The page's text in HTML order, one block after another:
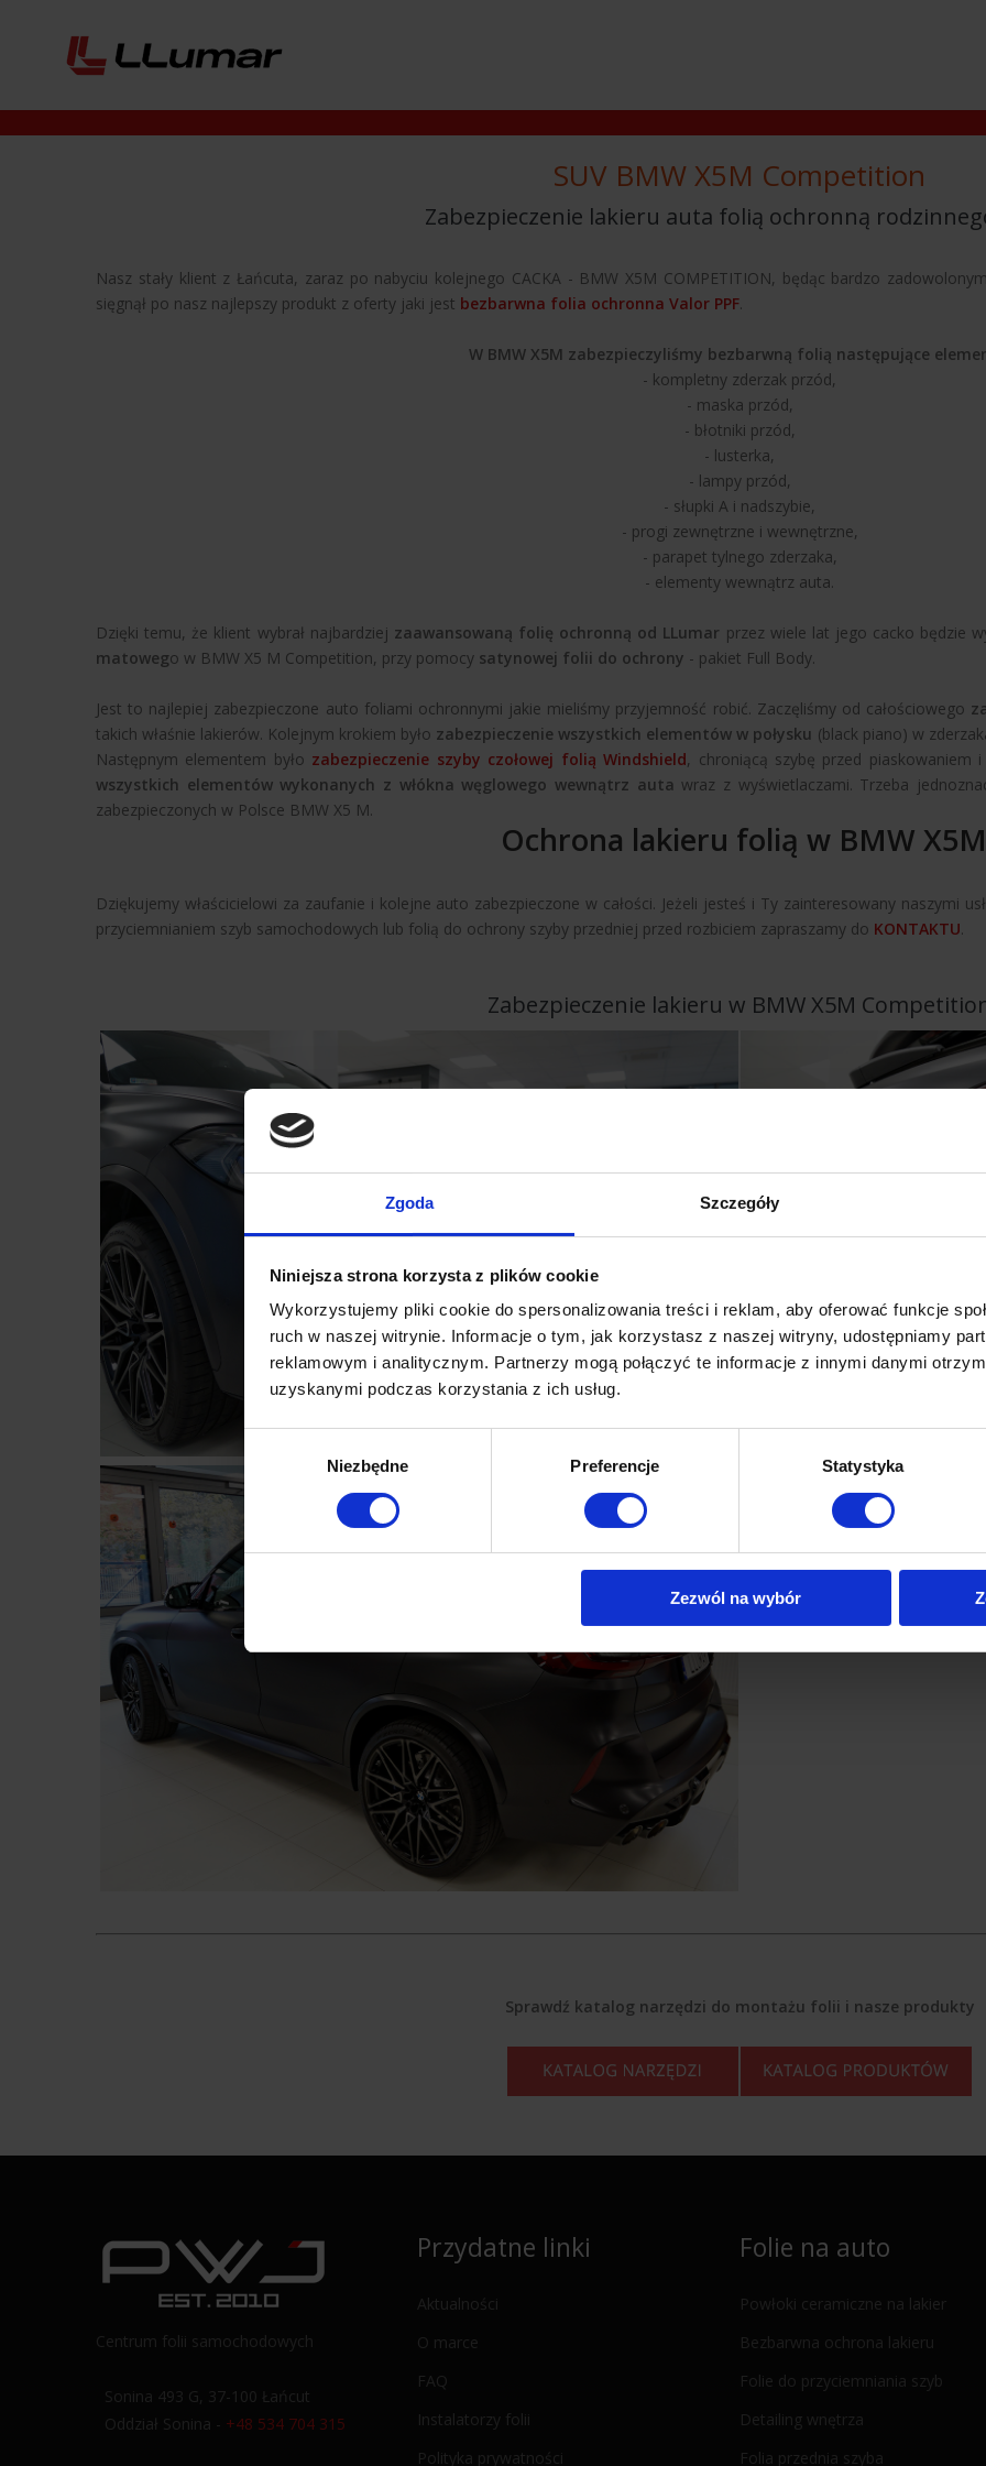
Zgoda Szczegóły
Niniejsza strona korzysta z plików cookie
Wykorzystujemy pliki cookie do spersonalizowania treści i reklam, aby oferować funkcje
ruch w naszej witrynie. Informacje o tym, jak korzystasz z naszej witryny, udostępniamy
reklamowym i analitycznym. Partnerzy mogą połączyć te informacje z innymi danymi
uzyskanymi podczas korzystania z ich usług.
Niezbędne Preferencje Statystyka
Zezwól na wybór
SUV BMW X5M Competition
Zabezpieczenie lakieru auta folią ochronną
Nasz stały klient z Łańcuta, zaraz po nabyciu kolejnego CACKA - BMW X5M COMPETITION, będąc bardzo
sięgnął po nasz najlepszy produkt z oferty jaki jest bezbarwna folia ochronna Valor PPF.
W BMW X5M zabezpieczyliśmy bezbarwną folią następujące
- kompletny zderzak przód,
- maska przód,
- błotniki przód,
- lusterka,
- lampy przód,
- słupki A i nadszybie,
- progi zewnętrzne i wewnętrzne,
- parapet tylnego zderzaka,
- elementy wewnątrz auta.
Dzięki temu, że klient wybrał najbardziej zaawansowaną folię ochronną od LLumar przez wiele lat jego cacko będzie
matowego w BMW X5 M Competition, przy pomocy satynowej folii do ochrony - pakiet Full Body.
Jest to najlepiej zabezpieczone auto foliami ochronnymi jakie mieliśmy przyjemność robić. Zaczęliśmy od całościowego
takich właśnie lakierów. Kolejnym krokiem było zabezpieczenie wszystkich elementów w połysku (black piano) w
Następnym elementem było zabezpieczenie szyby czołowej folią Windshield, chroniącą szybę przed piaskowaniem
wszystkich elementów wykonanych z włókna węglowego wewnątrz auta wraz z wyświetlaczami. Trzeba
zabezpieczonych w Polsce BMW X5 M.
Ochrona lakieru folią w BMW X5M
Dziękujemy właścicielowi za zaufanie i kolejne auto zabezpieczone w całości. Jeżeli jesteś i Ty zainteresowany naszymi
przyciemnianiem szyb samochodowych lub folią do ochrony szyby przedniej przed rozbiciem zapraszamy do KONTAKTU.
Zabezpieczenie lakieru w BMW X5M
Sprawdź katalog narzędzi do montażu folii i nasze produkty
Centrum folii samochodowych
Sonina 493 G, 37-100 Łańcut
Oddział Sonina - +48 534 704 315
Przydatne linki
Aktualności
O marce
FAQ
Instalatorzy folii
Polityka prywatności
Folie na auto
Powłoki ceramiczne na lakier
Bezbarwna ochrona lakieru
Folie do przyciemniania szyb
Detailing wnętrza
Folia przednia szyba